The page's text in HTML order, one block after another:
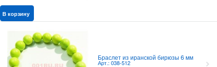
В корзину
Браслет из иранской бирюзы 6 мм
Арт.: 038-512